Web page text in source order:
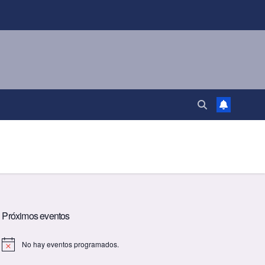
Próximos eventos
A
No hay eventos programados.